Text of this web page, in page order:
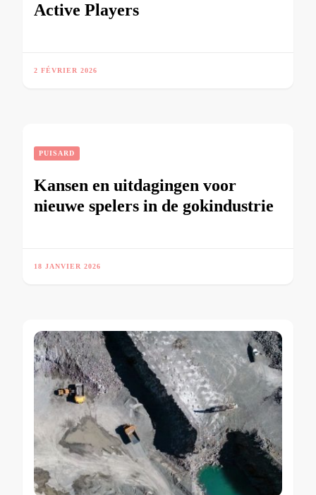
Active Players
2 FÉVRIER 2026
PUISARD
Kansen en uitdagingen voor
nieuwe spelers in de gokindustrie
18 JANVIER 2026